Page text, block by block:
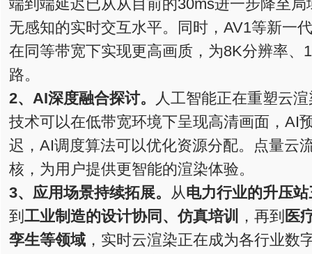
端到端延迟已从从目前的30ms进一步降至
无感知的实时交互水平。同时，AV1等新一
在同等带宽下实现更高画质，为8K分辨率、
路。
2、 AI深度融合探讨。
人工智能正在重塑云
技术可以在低带宽环境下呈现高清画面，AI
迟，AI调度算法可以优化资源分配。点量云
核，为用户提供更智能的渲染体验。
3、 应用场景持续拓展。 从电力行业的升压
到 工业制造的设计协同、仿真培训 ，再到 医
孪生等领域 ，实时云渲染正在成为各行业数